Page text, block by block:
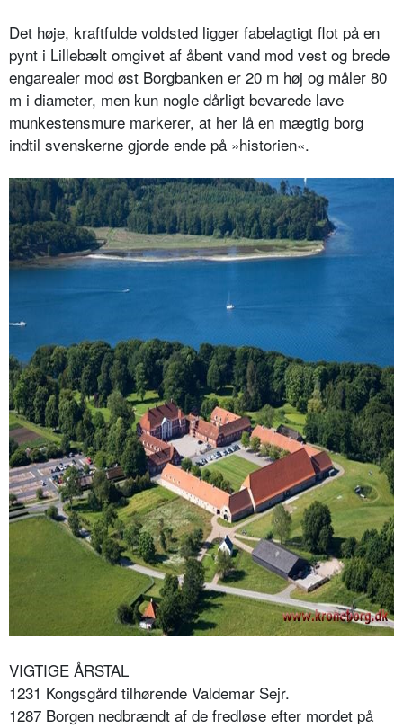
Det høje, kraftfulde voldsted ligger fabelagtigt flot på en
pynt i Lillebælt omgivet af åbent vand mod vest og brede
engarealer mod øst Borgbanken er 20 m høj og måler 80
m i diameter, men kun nogle dårligt bevarede lave
munkestensmure markerer, at her lå en mægtig borg
indtil svenskerne gjorde ende på »historien«.
VIGTIGE ÅRSTAL
1231 Kongsgård tilhørende Valdemar Sejr.
1287 Borgen nedbrændt af de fredløse efter mordet på